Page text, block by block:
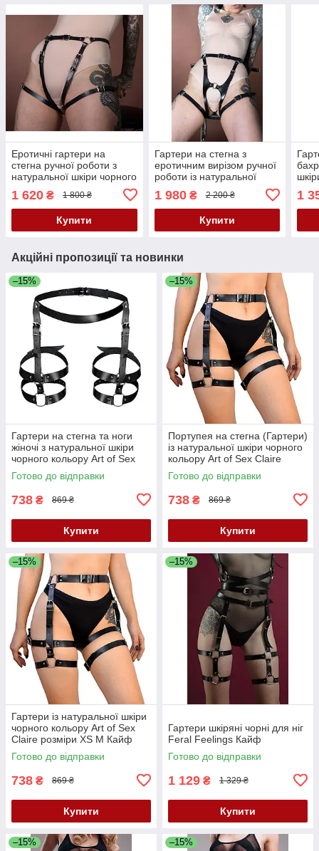
Еротичні гартери на
стегна ручної роботи з
натуральної шкіри чорного
кольору Scappa Розміри:
S-M-L-XL Кайф
1 620 ₴ 1 800 ₴
Купити
Гартери на стегна з
еротичним вирізом ручної
роботи із натуральної
Scappa розміри S-M-L-XL
Кайф
1 980₴ 2 200 ₴
Купити
1
Акційні пропозиції та новинки
–15%
Гартери на стегна та ноги
жіночі з натуральної шкіри
чорного кольору Art of Sex
Melani розміри L 2XL Кайф
Готово до відправки
738 ₴ 869 ₴
Купити
–15%
Портупея на стегна (Гартери)
із натуральної шкіри чорного
кольору Art of Sex Claire
розміри L 2XL Кайф
Готово до відправки
738 ₴ 869 ₴
Купити
–15%
Гартери із натуральної шкіри
чорного кольору Art of Sex
Claire розміри XS М Кайф
Готово до відправки
738 ₴ 869 ₴
Купити
–15%
Гартери шкіряні чорні для ніг
Feral Feelings Кайф
Готово до відправки
1 129 ₴ 1 329 ₴
Купити
–15% –15%